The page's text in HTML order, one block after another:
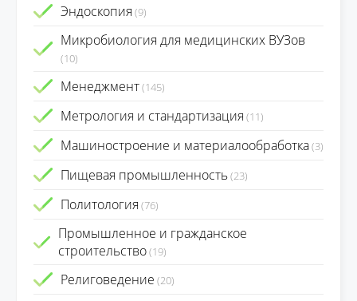
Эндоскопия (9)
Микробиология для медицинских ВУЗов
(10)
Менеджмент(145)
Метрология и стандартизация (11)
Машиностроение и материалообработка(3)
Пищевая промышленность(23)
Политология (76)
Промышленное и гражданское
строительство(19)
Религоведение (20)